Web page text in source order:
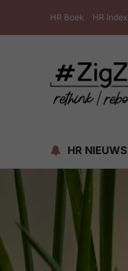
HR Boek HR Index
HR NIEUWS